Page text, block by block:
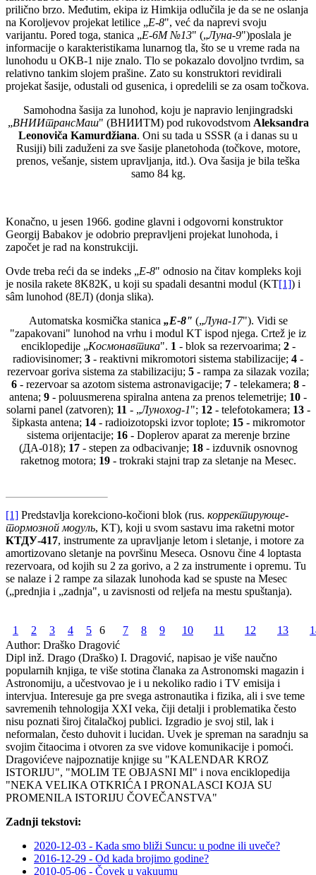
prilično brzo. Međutim, ekipa iz Himkija odlučila je da se ne oslanja
na Koroljevov projekat letilice „E-8", već da naprevi svoju
varijantu. Pored toga, stanica „E-6М№13" („Луна-9")poslala je
informacije o karakteristikama lunarnog tla, što se u vreme rada na
lunohodu u OKB-1 nije znalo. Tlo se pokazalo dovoljno tvrdim, sa
relativno tankim slojem prašine. Zato su konstruktori revidirali
projekat šasije, odustali od gusenica, i opredelili se za osam točkova.
Samohodna šasija za lunohod, koju je napravio lenjingradski
„ВНИИтрансMаш" (ВНИИТМ) pod rukovodstvom Aleksandra
Leonoviča Kamurdžiana. Oni su tada u SSSR (a i danas su u
Rusiji) bili zaduženi za sve šasije planetohoda (točkove, motore,
prenos, vešanje, sistem upravljanja, itd.). Ova šasija je bila teška
samo 84 kg.
Konačno, u jesen 1966. godine glavni i odgovorni konstruktor
Georgij Babakov je odobrio prepravljeni projekat lunohoda, i
započet je rad na konstrukciji.
Ovde treba reći da se indeks „E-8" odnosio na čitav kompleks koji
je nosila rakete 8K82K, u koji su spadali desantni modul (KT[1]) i
sâm lunohod (8ЕЛ) (donja slika).
Automatska kosmička stanica „E-8" („Луна-17"). Vidi se
"zapakovani" lunohod na vrhu i modul KT ispod njega. Crtež je iz
enciklopedije „Космонавтика". 1 - blok sa rezervoarima; 2-
radiovisinomer; 3 - reaktivni mikromotori sistema stabilizacije; 4 -
rezervoar goriva sistema za stabilizaciju; 5 - rampa za silazak vozila;
6- rezervoar sa azotom sistema astronavigacije; 7- telekamera; 8-
antena; 9 - poluusmerena spiralna antena za prenos telemetrije; 10 -
solarni panel (zatvoren); 11 - „Луноход-1"; 12- telefotokamera; 13-
šipkasta antena; 14- radioizotopski izvor toplote; 15- mikromotor
sistema orijentacije; 16- Doplerov aparat za merenje brzine
(ДА-018); 17- stepen za odbacivanje; 18- izduvnik osnovnog
raketnog motora; 19- trokraki stajni trap za sletanje na Mesec.
[1] Predstavlja korekciono-kočioni blok (rus. корректирующе-
тормозной модуль, KT), koji u svom sastavu ima raketni motor
КТДУ-417, instrumente za upravljanje letom i sletanje, i motore za
amortizovano sletanje na površinu Meseca. Osnovu čine 4 loptasta
rezervoara, od kojih su 2 za gorivo, a 2 za instrumente i opremu. Tu
se nalaze i 2 rampe za silazak lunohoda kad se spuste na Mesec
(„prednjia i „zadnja", u zavisnosti od reljefa na mestu spuštanja).
1 2 3 4 5 6 7 8 9 10 11 12 13
Author: Draško Dragović
Dipl inž. Drago (Draško) I. Dragović, napisao je više naučno
popularnih knjiga, te više stotina članaka za Astronomski magazin i
Astronomiju, a učestvovao je i u nekoliko radio i TV emisija i
intervjua. Interesuje ga pre svega astronautika i fizika, ali i sve teme
savremenih tehnologija XXI veka, čiji detalji i problematika često
nisu poznati široj čitalačkoj publici. Izgradio je svoj stil, lak i
neformalan, često duhovit i lucidan. Uvek je spreman na saradnju sa
svojim čitaocima i otvoren za sve vidove komunikacije i pomoći.
Dragovićeve najpoznatije knjige su "KALENDAR KROZ
ISTORIJU", "MOLIM TE OBJASNI MI" i nova enciklopedija
"NEKA VELIKA OTKRIĆA I PRONALASCI KOJA SU
PROMENILA ISTORIJU ČOVEČANSTVA"
Zadnji tekstovi:
2020-12-03 - Kada smo bliži Suncu: u podne ili uveče?
2016-12-29 - Od kada brojimo godine?
2010-05-06 - Čovek u vakuumu